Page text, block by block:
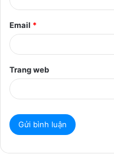
Email *
Trang web